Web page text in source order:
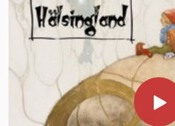
folkminnens arkiv i Uppsala. För
historia har https://
varit mycket behjälplig.
Vill du stödja podden? SWISH
BOKA IN HISTORIER FRÅN
förening eller företag boka
berättarkväll? Mejla oss på